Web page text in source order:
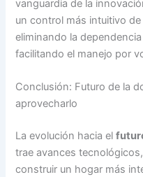
vanguardia de la
un control más intuitivo
eliminando la
facilitando el manejo por
Conclusión: Futuro de la
aprovecharlo
La evolución hacia el
trae avances
construir un hogar más